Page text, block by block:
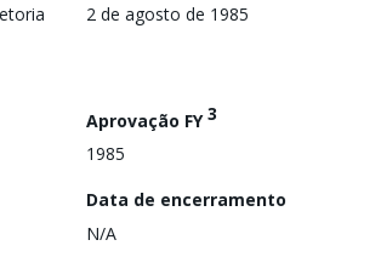
2 de agosto de 1985
Aprovação FY3
1985
Data de encerramento
N/A